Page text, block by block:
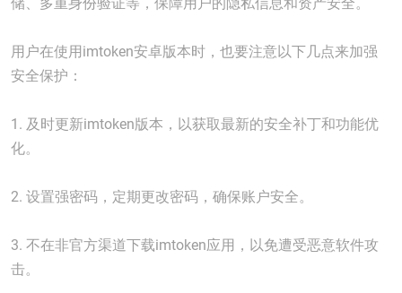
用户在使用imtoken安卓版本时，也要注意以下几点来加强
安全保护：
1. 及时更新imtoken版本，以获取最新的安全补丁和功能优
化。
2. 设置强密码，定期更改密码，确保账户安全。
3. 不在非官方渠道下载imtoken应用，以免遭受恶意软件攻
击。